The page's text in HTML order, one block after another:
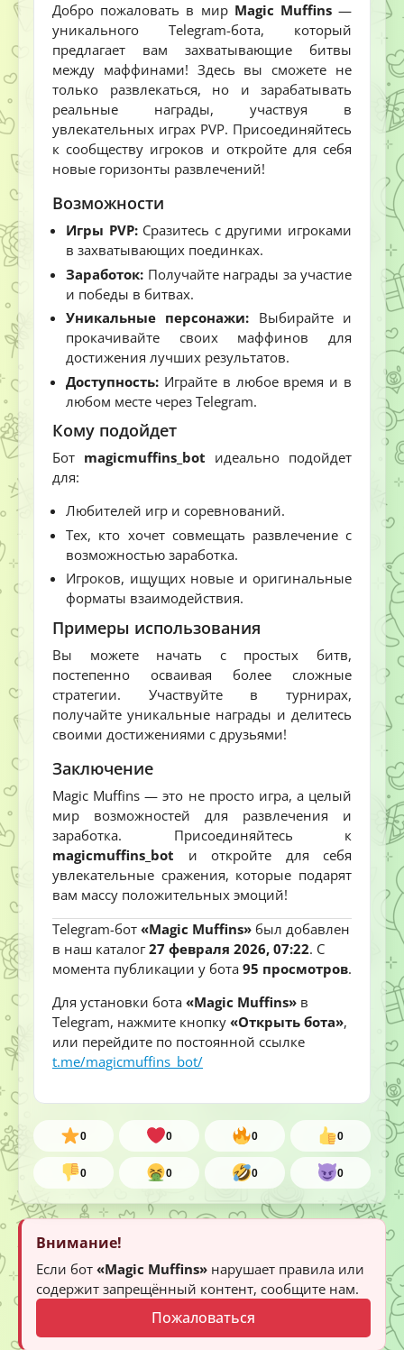
Добро пожаловать в мир Magic Muffins—
уникального Telegram-бота, который
предлагает вам захватывающие битвы
между маффинами! Здесь вы сможете не
только развлекаться, но и зарабатывать
реальные награды, участвуя в
увлекательных играх PVP. Присоединяйтесь
к сообществу игроков и откройте для себя
новые горизонты развлечений!
Возможности
Игры PVP:Сразитесь с другими игроками
в захватывающих поединках.
Заработок: Получайте награды за участие
и победы в битвах.
Уникальные персонажи: Выбирайте и
прокачивайте своих маффинов для
достижения лучших результатов.
Доступность: Играйте в любое время и в
любом месте через Telegram.
Кому подойдет
Бот magicmuffins_bot идеально подойдет
для:
Любителей игр и соревнований.
Тех, кто хочет совмещать развлечение с
возможностью заработка.
Игроков, ищущих новые и оригинальные
форматы взаимодействия.
Примеры использования
Вы можете начать с простых битв,
постепенно осваивая более сложные
стратегии. Участвуйте в турнирах,
получайте уникальные награды и делитесь
своими достижениями с друзьями!
Заключение
Magic Muffins — это не просто игра, а целый
мир возможностей для развлечения и
заработка. Присоединяйтесь к
magicmuffins_bot и откройте для себя
увлекательные сражения, которые подарят
вам массу положительных эмоций!
Telegram-бот «Magic Muffins» был добавлен
в наш каталог27 февраля 2026, 07:22. С
момента публикации у бота 95 просмотров.
Для установки бота «Magic Muffins» в
Telegram, нажмите кнопку «Открыть бота»,
или перейдите по постоянной ссылке
t.me/magicmuffins_bot/
0 0 0 0
0 0 0 0
Внимание!
Если бот «Magic Muffins» нарушает правила или
содержит запрещённый контент, сообщите нам.
Пожаловаться